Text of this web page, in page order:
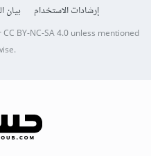
إرشادات الاستخدام
بيان
CC BY-NC-SA 4.0unless mentioned